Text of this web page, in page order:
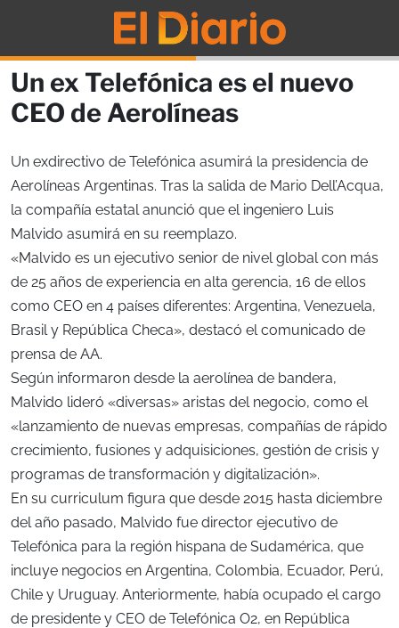
Un ex Telefónica es el nuevo
CEO de Aerolíneas
Un exdirectivo de Telefónica asumirá la presidencia de
Aerolíneas Argentinas. Tras la salida de Mario Dell’Acqua,
la compañía estatal anunció que el ingeniero Luis
Malvido asumirá en su reemplazo.
«Malvido es un ejecutivo senior de nivel global con más
de 25 años de experiencia en alta gerencia, 16 de ellos
como CEO en 4 países diferentes: Argentina, Venezuela,
Brasil y República Checa», destacó el comunicado de
prensa de AA.
Según informaron desde la aerolínea de bandera,
Malvido lideró «diversas» aristas del negocio, como el
«lanzamiento de nuevas empresas, compañías de rápido
crecimiento, fusiones y adquisiciones, gestión de crisis y
programas de transformación y digitalización».
En su curriculum figura que desde 2015 hasta diciembre
del año pasado, Malvido fue director ejecutivo de
Telefónica para la región hispana de Sudamérica, que
incluye negocios en Argentina, Colombia, Ecuador, Perú,
Chile y Uruguay. Anteriormente, había ocupado el cargo
de presidente y CEO de Telefónica O2, en República